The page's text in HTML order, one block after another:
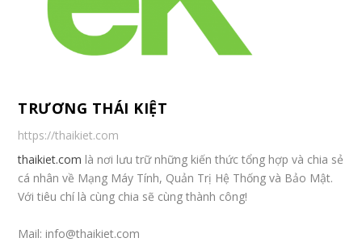
TRƯƠNG THÁI KIỆT
https://thaikiet.com
thaikiet.com là nơi lưu trữ những kiến thức tổng hợp và chia sẻ
cá nhân về Mạng Máy Tính, Quản Trị Hệ Thống và Bảo Mật.
Với tiêu chí là cùng chia sẽ cùng thành công!
Mail: info@thaikiet.com